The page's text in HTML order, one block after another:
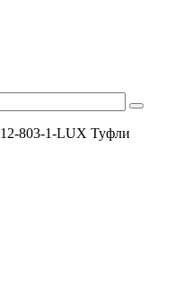
12-803-1-LUX Туфли